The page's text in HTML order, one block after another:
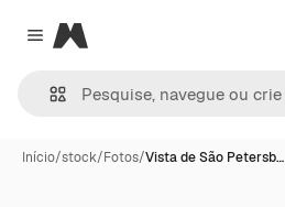
Close menu
Magnific
Início/stock/Fotos/Vista de São Petersb…